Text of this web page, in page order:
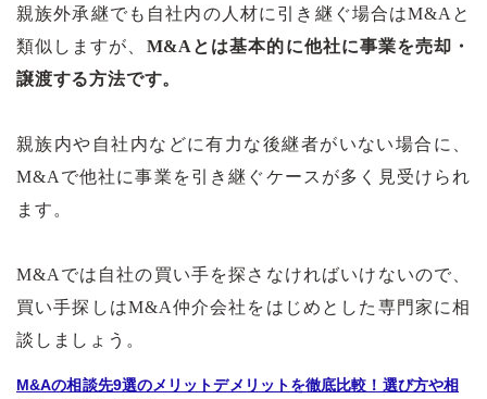
親族外承継でも自社内の人材に引き継ぐ場合はM&Aと
類似しますが、 M&Aとは基本的に他社に事業を売却・
譲渡する方法です。
親族内や自社内などに有力な後継者がいない場合に、
M&Aで他社に事業を引き継ぐケースが多く見受けられ
ます。
M&A では自社の買い手を探さなければいけないので、
買い手探しはM&A仲介会社をはじめとした専門家に相
談しましょう。
M&Aの相談先9選のメリットデメリットを徹底比較！選び方や相